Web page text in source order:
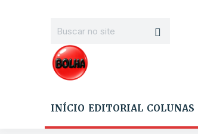
INÍCIO EDITORIAL COLUNAS